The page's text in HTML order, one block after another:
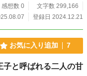
高等部入学迄在学中であっ
、妄想過多の風鈴ですの
ですが、頑張ってみます。
援よろしくお願いします🤗 6
第二部は、リュウールの継
ルも少しずつ成長できている
感想数 0
文字数 299,166
登録日 2024.12.21
お気に入り追加 7
子と呼ばれる二人の甘